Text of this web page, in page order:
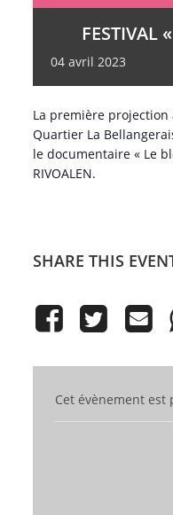
FESTIVAL
04 avril 2023
La première
Quartier La
le documentaire « Le
RIVOALEN.
SHARE THIS
Cet évènement est